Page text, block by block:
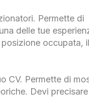
Permette di
delle tue
occupata, il
CV. Permette di
Devi